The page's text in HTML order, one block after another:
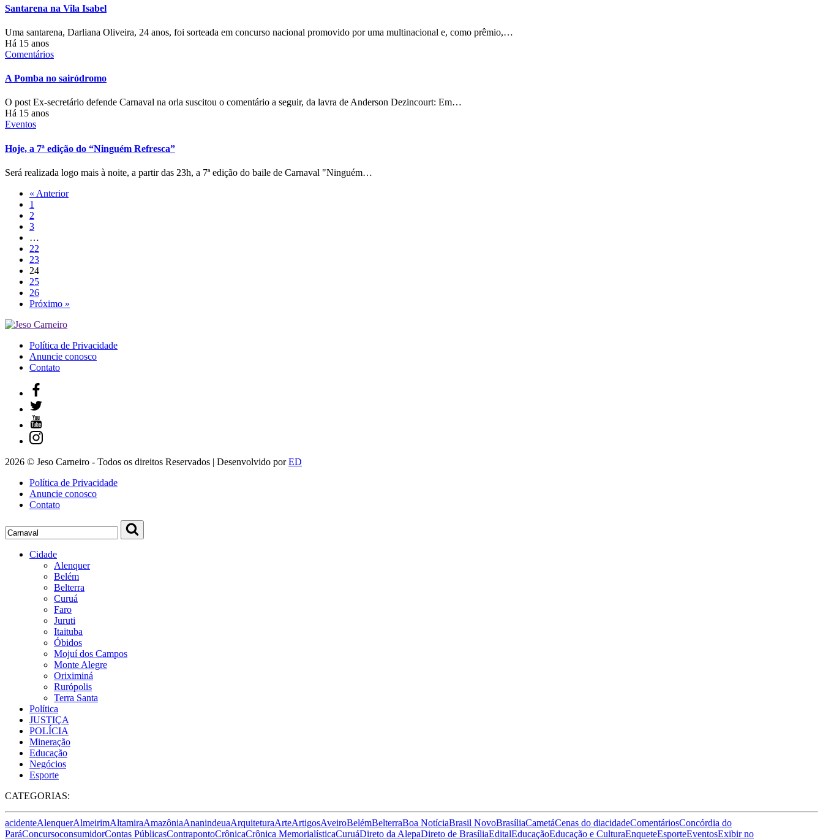
Santarena na Vila Isabel
Uma santarena, Darliana Oliveira, 24 anos, foi sorteada em concurso nacional promovido por uma multinacional e, como prêmio,…
Há 15 anos
Comentários
A Pomba no sairódromo
O post Ex-secretário defende Carnaval na orla suscitou o comentário a seguir, da lavra de Anderson Dezincourt: Em…
Há 15 anos
Eventos
Hoje, a 7ª edição do “Ninguém Refresca”
Será realizada logo mais à noite, a partir das 23h, a 7ª edição do baile de Carnaval "Ninguém…
« Anterior
1
2
3
…
22
23
24
25
26
Próximo »
Política de Privacidade
Anuncie conosco
Contato
2026 © Jeso Carneiro - Todos os direitos Reservados | Desenvolvido porED
Política de Privacidade
Anuncie conosco
Contato
Cidade
Alenquer
Belém
Belterra
Curuá
Faro
Juruti
Itaituba
Óbidos
Mojuí dos Campos
Monte Alegre
Oriximiná
Rurópolis
Terra Santa
Política
JUSTIÇA
POLÍCIA
Mineração
Educação
Negócios
Esporte
CATEGORIAS:
acidenteAlenquerAlmeirimAltamiraAmazôniaAnanindeuaArquiteturaArteArtigosAveiroBelémBelterraBoa NotíciaBrasil NovoBrasíliaCametáCenas do diacidadeComentáriosConcórdia do
ParáConcursoconsumidorContas PúblicasContrapontoCrônicaCrônica MemorialísticaCuruáDireto da AlepaDireto de BrasíliaEditalEducaçãoEducação e CulturaEnqueteEsporteEventosExibir no